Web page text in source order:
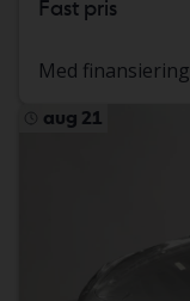
Fast pris
Med finansiering
aug 21